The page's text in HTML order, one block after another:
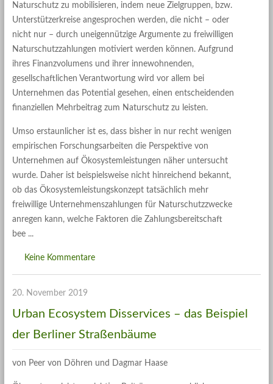
Naturschutz zu mobilisieren, indem neue Zielgruppen, bzw.
Unterstützerkreise angesprochen werden, die nicht – oder
nicht nur – durch uneigennützige Argumente zu freiwilligen
Naturschutzzahlungen motiviert werden können. Aufgrund
ihres Finanzvolumens und ihrer innewohnenden,
gesellschaftlichen Verantwortung wird vor allem bei
Unternehmen das Potential gesehen, einen entscheidenden
finanziellen Mehrbeitrag zum Naturschutz zu leisten.
Umso erstaunlicher ist es, dass bisher in nur recht wenigen
empirischen Forschungsarbeiten die Perspektive von
Unternehmen auf Ökosystemleistungen näher untersucht
wurde. Daher ist beispielsweise nicht hinreichend bekannt,
ob das Ökosystemleistungskonzept tatsächlich mehr
freiwillige Unternehmenszahlungen für Naturschutzzwecke
anregen kann, welche Faktoren die Zahlungsbereitschaft
bee
Keine Kommentare
20. November 2019
Urban Ecosystem Disservices – das Beispiel
der Berliner Straßenbäume
von Peer von Döhren und Dagmar Haase